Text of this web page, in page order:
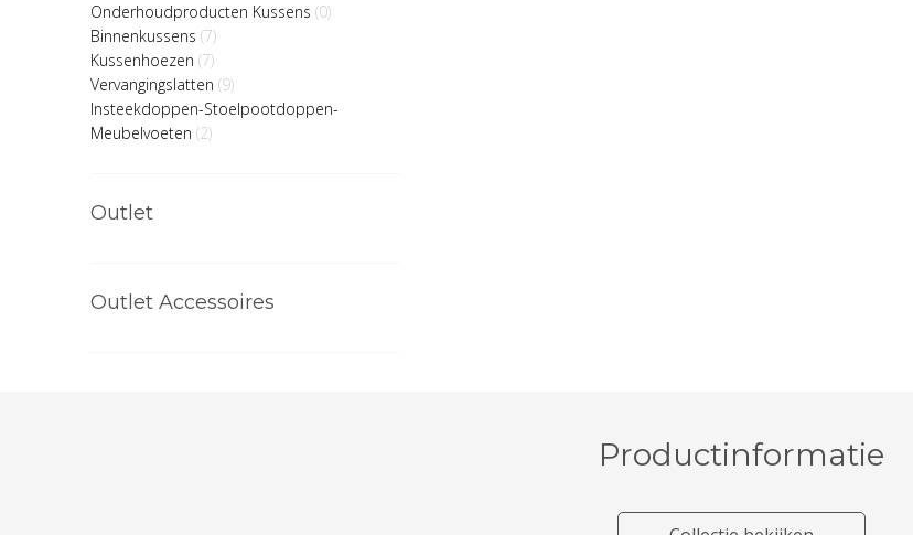
Onderhoudproducten Kussens (0)
Binnenkussens (7)
Kussenhoezen (7)
Vervangingslatten (9)
Insteekdoppen-Stoelpootdoppen-
Meubelvoeten (2)
Outlet
Outlet Accessoires
Productinformatie